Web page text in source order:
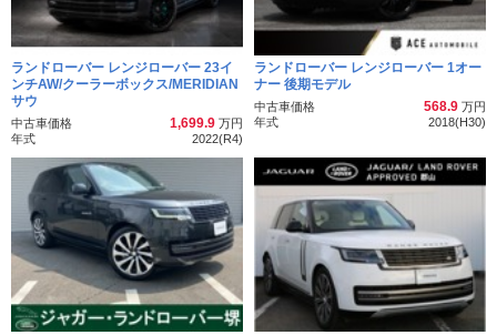
ランドローバー レンジローバー 23イ
ンチAW/クーラーボックス/MERIDIAN
サウ
中古車価格 1,699.9 万円
年式
2022(R4)
ランドローバー レンジローバー 1オー
ナー 後期モデル
中古車価格 568.9 万円
年式
2018(H30)